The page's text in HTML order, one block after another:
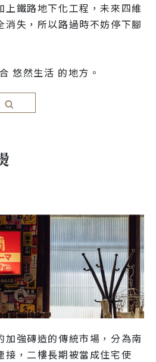
上鐵路地下化工程，未來四維
消失，所以路過時不妨停下腳
悠然生活 的地方。
加強磚造的傳統市場，分為南
接，二樓長期被當成住宅使